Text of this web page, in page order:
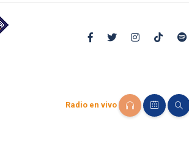
Radio en vivo